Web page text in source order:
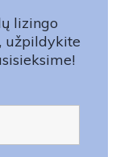
lizingo
užpildykite